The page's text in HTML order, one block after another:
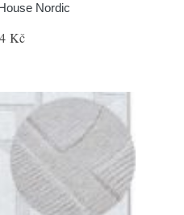
Nordic
Kč